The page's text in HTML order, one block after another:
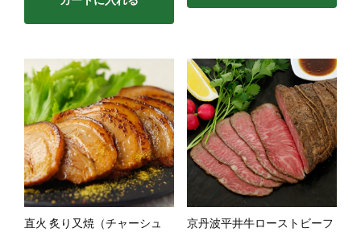
直火 炙り又焼（チャーシュ
京丹波平井牛ローストビーフ